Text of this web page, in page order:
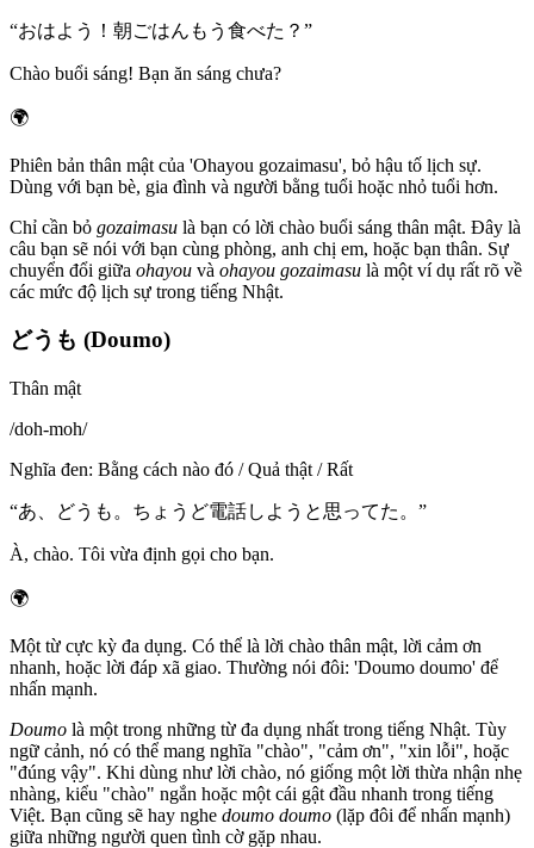
“おはよう！朝ごはんもう食べた？ ”
Chào buổi sáng! Bạn ăn sáng chưa?
🌍
Phiên bản thân mật của 'Ohayou gozaimasu', bỏ hậu tố lịch sự.
Dùng với bạn bè, gia đình và người bằng tuổi hoặc nhỏ tuổi hơn.
Chỉ cần bỏ gozaimasu là bạn có lời chào buổi sáng thân mật. Đây là
câu bạn sẽ nói với bạn cùng phòng, anh chị em, hoặc bạn thân. Sự
chuyển đổi giữa ohayou và ohayou gozaimasu là một ví dụ rất rõ về
các mức độ lịch sự trong tiếng Nhật.
どうも (Doumo)
Thân mật
/doh-moh/
Nghĩa đen: Bằng cách nào đó / Quả thật / Rất
“あ、どうも。ちょうど電話しようと思ってた。 ”
À, chào. Tôi vừa định gọi cho bạn.
🌍
Một từ cực kỳ đa dụng. Có thể là lời chào thân mật, lời cảm ơn
nhanh, hoặc lời đáp xã giao. Thường nói đôi: 'Doumo doumo' để
nhấn mạnh.
Doumo là một trong những từ đa dụng nhất trong tiếng Nhật. Tùy
ngữ cảnh, nó có thể mang nghĩa "chào", "cảm ơn", "xin lỗi", hoặc
"đúng vậy". Khi dùng như lời chào, nó giống một lời thừa nhận nhẹ
nhàng, kiểu "chào" ngắn hoặc một cái gật đầu nhanh trong tiếng
Việt. Bạn cũng sẽ hay nghe doumo doumo (lặp đôi để nhấn mạnh)
giữa những người quen tình cờ gặp nhau.